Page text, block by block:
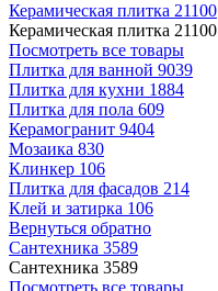
Керамическая плитка 21100
Керамическая плитка 21100
Посмотреть все товары
Плитка для ванной 9039
Плитка для кухни 1884
Плитка для пола 609
Керамогранит 9404
Мозаика 830
Клинкер 106
Плитка для фасадов 214
Клей и затирка 106
Вернуться обратно
Сантехника 3589
Сантехника 3589
Посмотреть все товары